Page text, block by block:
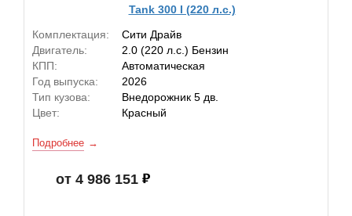
Tank 300 I (220 л.с.)
Комплектация:
Сити Драйв
Двигатель:
2.0 (220 л.с.) Бензин
КПП:
Автоматическая
Год выпуска:
2026
Тип кузова:
Внедорожник 5 дв.
Цвет:
Красный
Подробнее
от 4 986 151